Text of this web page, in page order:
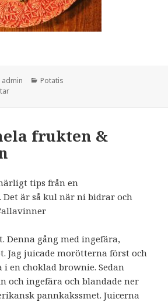
Författare
admin Kategorier
Potatis
till Potatisskal
frukten &
tips från en
är så kul när ni bidrar och
Denna gång med ingefära,
Jag juicade morötterna först och
i en choklad brownie. Sedan
och ingefära och blandade ner
pannkakssmet. Juicerna